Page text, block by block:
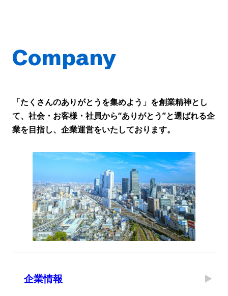
Company
「たくさんのありがとうを集めよう」を創業精神とし
て、社会・お客様・社員から“ありがとう”と選ばれる企
業を⽬指し、企業運営をいたしております。
企業情報